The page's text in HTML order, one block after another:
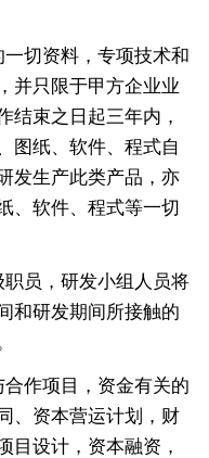
切资料，专项技术和
并只限于甲方企业业
结束之日起三年内，
图纸、软件、程式自
发生产此类产品，亦
、软件、程式等一切
员，研发小组人员将
和研发期间所接触的
作项目，资金有关的
、资本营运计划，财
目设计，资本融资，